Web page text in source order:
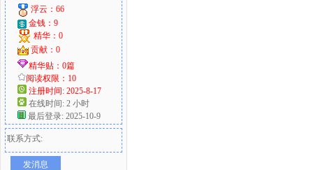
浮云：66
金钱：9
精华：0
贡献：0
精华贴：0篇
阅读权限：10
注册时间: 2025-8-17
在线时间: 2 小时
最后登录: 2025-10-9
联系方式:
发消息